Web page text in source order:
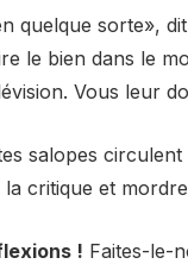
quelque sorte»,
le bien dans le
Vous leur
salopes
critique et
! Faites-le-